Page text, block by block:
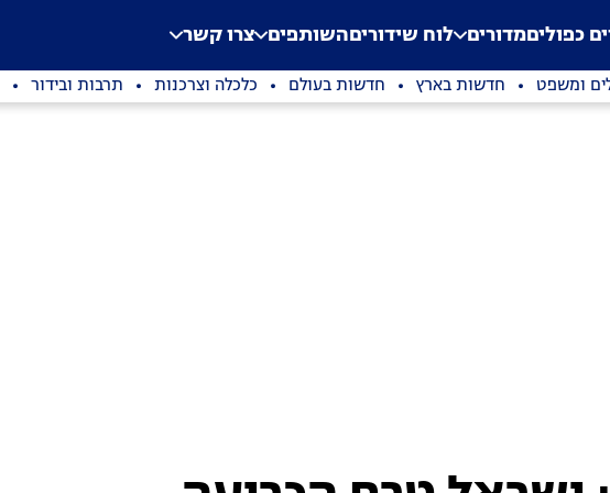
Application error: a
. כפוליםמדורים לוח שידוריםהשותפים צרו קשר
ומשפט חדשות בארץ חדשות בעולם כלכלה וצרכנות תרבות ובידור